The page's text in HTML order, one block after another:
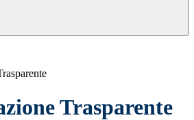
Trasparente